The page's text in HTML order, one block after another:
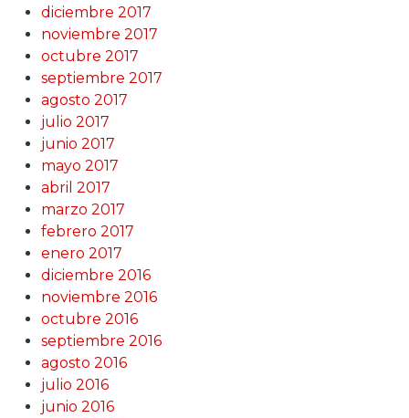
diciembre 2017
noviembre 2017
octubre 2017
septiembre 2017
agosto 2017
julio 2017
junio 2017
mayo 2017
abril 2017
marzo 2017
febrero 2017
enero 2017
diciembre 2016
noviembre 2016
octubre 2016
septiembre 2016
agosto 2016
julio 2016
junio 2016